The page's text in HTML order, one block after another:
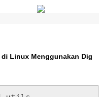
di Linux Menggunakan Dig